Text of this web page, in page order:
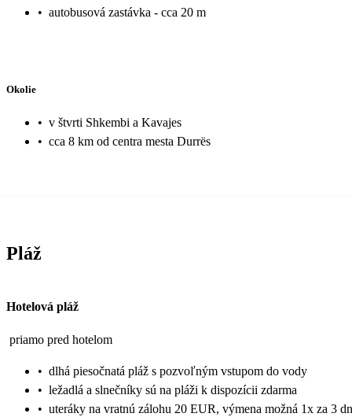
• autobusová zastávka - cca 20 m
Okolie
• v štvrti Shkembi a Kavajes
• cca 8 km od centra mesta Durrës
Pláž
Hotelová pláž
priamo pred hotelom
• dlhá piesočnatá pláž s pozvoľným vstupom do vody
• ležadlá a slnečníky sú na pláži k dispozícii zdarma
• uteráky na vratnú zálohu 20 EUR, výmena možná 1x za 3